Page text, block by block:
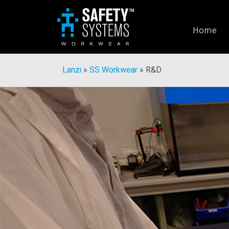
Home
Lanzi » SS Workwear » R&D